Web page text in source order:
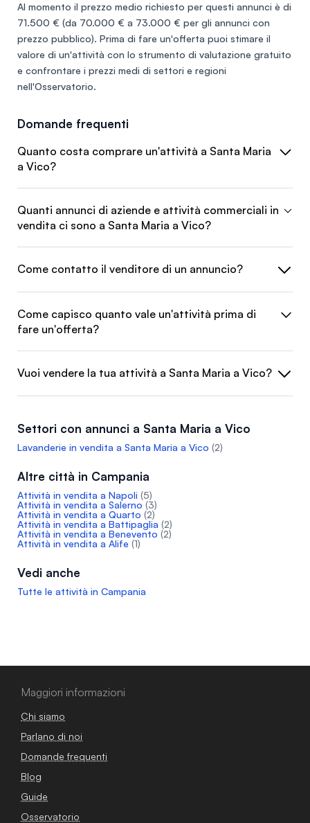
Al momento il prezzo medio richiesto per questi annunci è di
71.500 € (da 70.000 € a 73.000 € per gli annunci con
prezzo pubblico). Prima di fare un'offerta puoi stimare il
valore di un'attività con lo strumento di valutazione gratuito
e confrontare i prezzi medi di settori e regioni
nell'Osservatorio.
Domande frequenti
Quanto costa comprare un'attività a Santa Maria
a Vico?
Quanti annunci di aziende e attività commerciali in
vendita ci sono a Santa Maria a Vico?
Come contatto il venditore di un annuncio?
Come capisco quanto vale un'attività prima di
fare un'offerta?
Vuoi vendere la tua attività a Santa Maria a Vico?
Settori con annunci a Santa Maria a Vico
Lavanderie in vendita a Santa Maria a Vico (2)
Altre città in Campania
Attività in vendita a Napoli (5)
Attività in vendita a Salerno (3)
Attività in vendita a Quarto (2)
Attività in vendita a Battipaglia (2)
Attività in vendita a Benevento (2)
Attività in vendita a Alife (1)
Vedi anche
Tutte le attività in Campania
Maggiori informazioni
Chi siamo
Parlano di noi
Domande frequenti
Blog
Guide
Osservatorio